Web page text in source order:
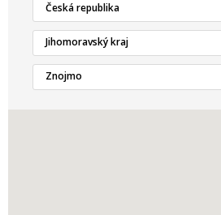
Česká republika
Jihomoravský kraj
Znojmo